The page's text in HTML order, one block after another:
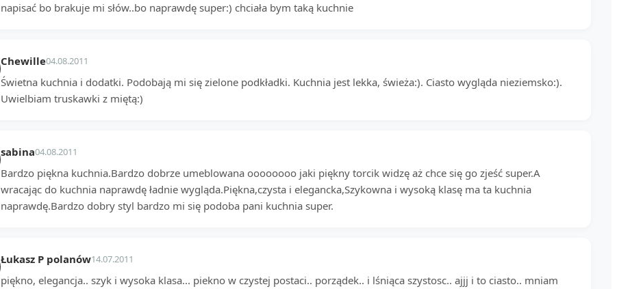
napisać bo brakuje mi słów..bo naprawdę super:) chciała bym taką kuchnie
Chewille04.08.2011
Świetna kuchnia i dodatki. Podobają mi się zielone podkładki. Kuchnia jest lekka, świeża:). Ciasto wygląda nieziemsko:).
Uwielbiam truskawki z miętą:)
sabina04.08.2011
Bardzo piękna kuchnia.Bardzo dobrze umeblowana oooooooo jaki piękny torcik widzę aż chce się go zjeść super.A
wracając do kuchnia naprawdę ładnie wygląda.Piękna,czysta i elegancka,Szykowna i wysoką klasę ma ta kuchnia
naprawdę.Bardzo dobry styl bardzo mi się podoba pani kuchnia super.
Łukasz P polanów14.07.2011
piękno, elegancja.. szyk i wysoka klasa... piekno w czystej postaci.. porządek.. i lśniąca szystosc.. ajjj i to ciasto.. mniam